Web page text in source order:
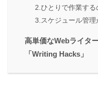
2.ひとりで作業する
3.スケジュール管理
高単価なWebライタ
「Writing Hacks」